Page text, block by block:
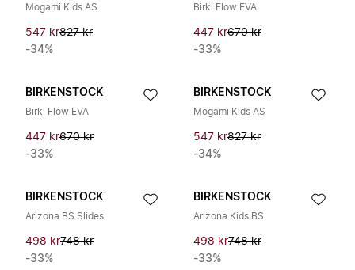
Mogami Kids AS
547 kr827 kr
-34%
Birki Flow EVA
447 kr670 kr
-33%
BIRKENSTOCK
Birki Flow EVA
447 kr670 kr
-33%
BIRKENSTOCK
Mogami Kids AS
547 kr827 kr
-34%
BIRKENSTOCK
Arizona BS Slides
498 kr748 kr
-33%
BIRKENSTOCK
Arizona Kids BS
498 kr748 kr
-33%